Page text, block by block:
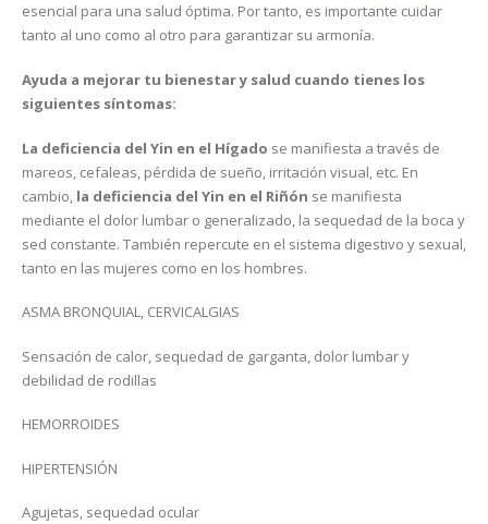
esencial para una salud óptima. Por tanto, es importante cuidar
tanto al uno como al otro para garantizar su armonía.
Ayuda a mejorar tu bienestar y salud cuando tienes los
siguientes síntomas:
La deficiencia del Yin en el Hígado se manifiesta a través de
mareos, cefaleas, pérdida de sueño, irritación visual, etc. En
cambio, la deficiencia del Yin en el Riñón se manifiesta
mediante el dolor lumbar o generalizado, la sequedad de la boca y
sed constante. También repercute en el sistema digestivo y sexual,
tanto en las mujeres como en los hombres.
ASMA BRONQUIAL, CERVICALGIAS
Sensación de calor, sequedad de garganta, dolor lumbar y
debilidad de rodillas
HEMORROIDES
HIPERTENSIÓN
Agujetas, sequedad ocular